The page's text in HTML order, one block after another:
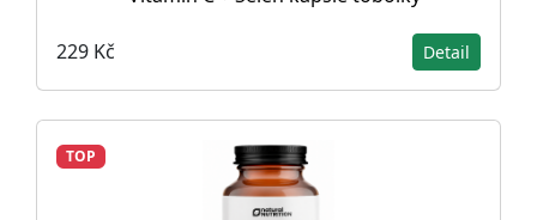
229 Kč Detail
TOP